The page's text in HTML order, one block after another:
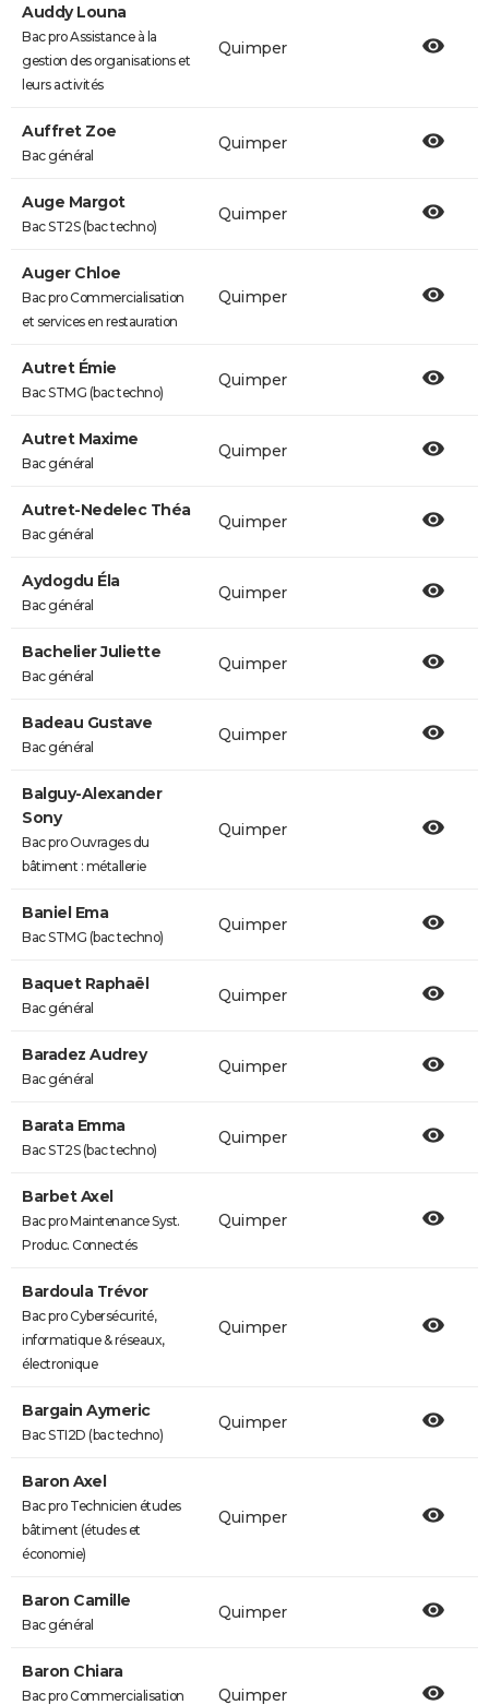
Auddy Louna
Bac pro Assistance à la
gestion des organisations et
leurs activités
Quimper
Auffret Zoe
Bac général
Quimper
Auge Margot
Bac ST2S (bac techno)
Quimper
Auger Chloe
Bac pro Commercialisation
et services en restauration
Quimper
Autret Émie
Bac STMG (bac techno)
Quimper
Autret Maxime
Bac général
Quimper
Autret-Nedelec Théa
Bac général
Quimper
Aydogdu Éla
Bac général
Quimper
Bachelier Juliette
Bac général
Quimper
Badeau Gustave
Bac général
Quimper
Balguy-Alexander
Sony
Bac pro Ouvrages du
bâtiment : métallerie
Quimper
Baniel Ema
Bac STMG (bac techno)
Quimper
Baquet Raphaël
Bac général
Quimper
Baradez Audrey
Bac général
Quimper
Barata Emma
Bac ST2S (bac techno)
Quimper
Barbet Axel
Bac pro Maintenance Syst.
Produc. Connectés
Quimper
Bardoula Trévor
Bac pro Cybersécurité,
informatique & réseaux,
électronique
Quimper
Bargain Aymeric
Bac STI2D (bac techno)
Quimper
Baron Axel
Bac pro Technicien études
bâtiment (études et
économie)
Quimper
Baron Camille
Bac général
Quimper
Baron Chiara
Bac pro Commercialisation Quimper